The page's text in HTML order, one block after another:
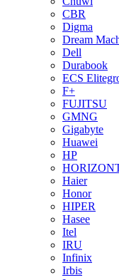
CBR
Digma
Dream
Dell
Durabook
ECS
F+
FUJITSU
GMNG
Gigabyte
Huawei
HP
Haier
Honor
HIPER
Hasee
Itel
IRU
Infinix
Irbis